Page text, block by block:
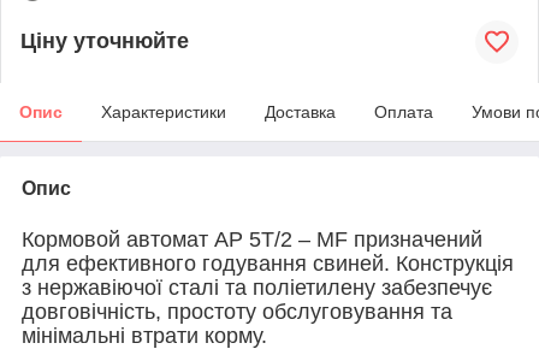
Ціну уточнюйте
Опис Характеристики Доставка Оплата Умови
Опис
Кормовой автомат AP 5T/2 – MF призначений
для ефективного годування свиней. Конструкція
з нержавіючої сталі та поліетилену забезпечує
довговічність, простоту обслуговування та
мінімальні втрати корму.